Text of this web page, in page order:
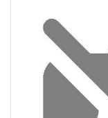
изображенията